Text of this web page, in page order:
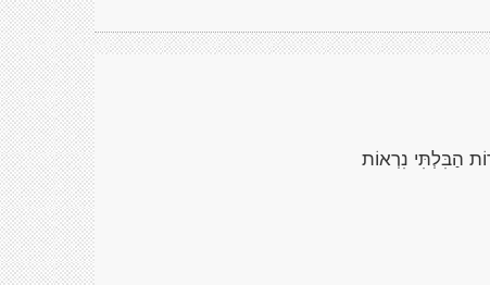
הַבִּלְתִּי נִרְאוֹת